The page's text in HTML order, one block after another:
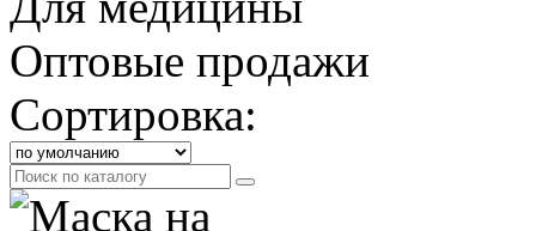
Оптовые продажи
Сортировка: